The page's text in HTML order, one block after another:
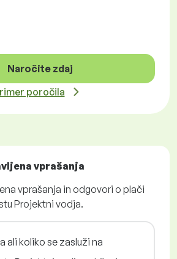
Naročite zdaj
poročila
vprašanja
vprašanja in odgovori o plači
Projektni vodja.
ali koliko se zasluži na